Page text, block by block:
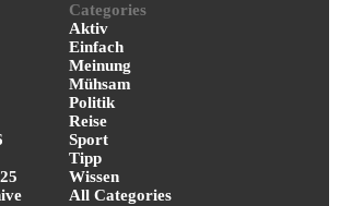
Categories
Aktiv
Einfach
Meinung
Mühsam
Politik
Reise
Sport
Tipp
Wissen
All Categories